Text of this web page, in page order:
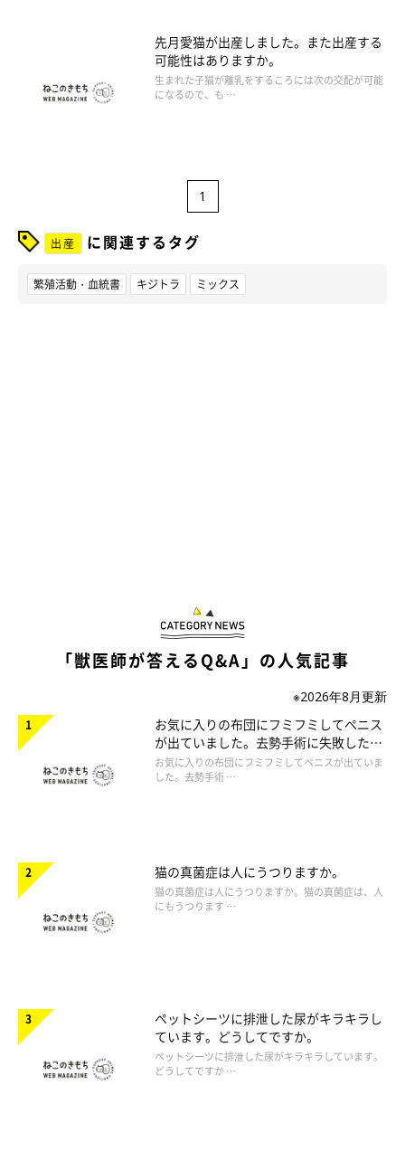
先月愛猫が出産しました。また出産する
可能性はありますか。
生まれた子猫が離乳をするころには次の交配が可能
になるので、も …
1
出産 に関連するタグ
繁殖活動・血統書 キジトラ ミックス
「獣医師が答えるQ&A」の人気記事
※2026年8月更新
お気に入りの布団にフミフミしてペニス
が出ていました。去勢手術に失敗したの
でしょうか。
お気に入りの布団にフミフミしてペニスが出ていま
した。去勢手術 …
猫の真菌症は人にうつりますか。
猫の真菌症は人にうつりますか。猫の真菌症は、人
にもうつります …
ペットシーツに排泄した尿がキラキラし
ています。どうしてですか。
ペットシーツに排泄した尿がキラキラしています。
どうしてですか …